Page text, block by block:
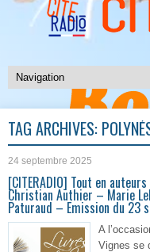
TAG ARCHIVES:
24 septembre 2025
[CITERADIO] Tout en
Christian Authier – Marie
Paturaud – Emission du 23
A
Vignes se